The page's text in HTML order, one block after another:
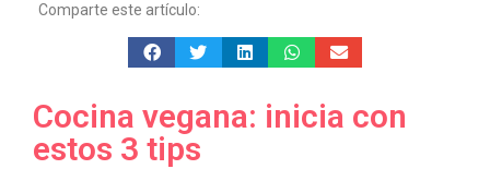
Comparte este artículo:
Cocina vegana: inicia con
estos 3 tips